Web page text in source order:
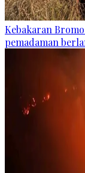
Kebakaran
pemadaman